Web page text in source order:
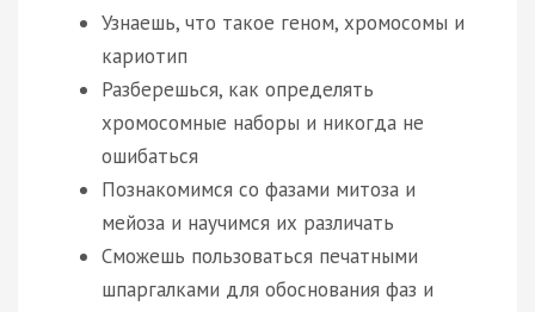
Узнаешь, что такое геном, хромосомы и
кариотип
Разберешься, как определять
хромосомные наборы и никогда не
ошибаться
Познакомимся со фазами митоза и
мейоза и научимся их различать
Сможешь пользоваться печатными
шпаргалками для обоснования фаз и